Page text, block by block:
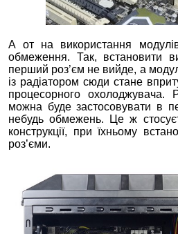
А от на використання
обмеження. Так, встановити
перший роз’єм не вийде, а
із радіатором сюди стане
процесорного охолоджувача.
можна буде застосовувати в
небудь обмежень. Це ж
конструкції, при їхньому
роз’єми.